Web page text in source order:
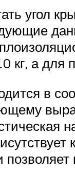
угол
кг, а
в